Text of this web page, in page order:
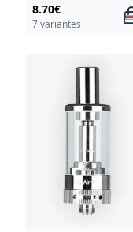
8.70€
7 variantes